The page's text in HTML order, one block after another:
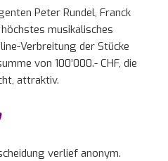
Peter Rundel, Franck
musikalisches
Verbreitung der Stücke
von 100’000.- CHF, die
attraktiv.
verlief anonym.